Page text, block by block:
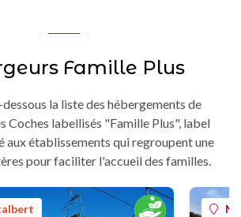
Famille Plus
la liste des hébergements de
Coches labellisés "Famille Plus", label
établissements qui regroupent une
pour faciliter l'accueil des familles.